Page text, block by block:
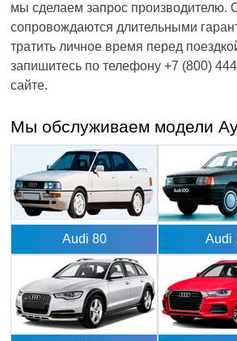
мы сделаем запрос производителю.
сопровождаются длительными
тратить личное время перед
запишитесь по телефону +7 (800)
сайте.
Мы обслуживаем модели
Audi 80 Audi